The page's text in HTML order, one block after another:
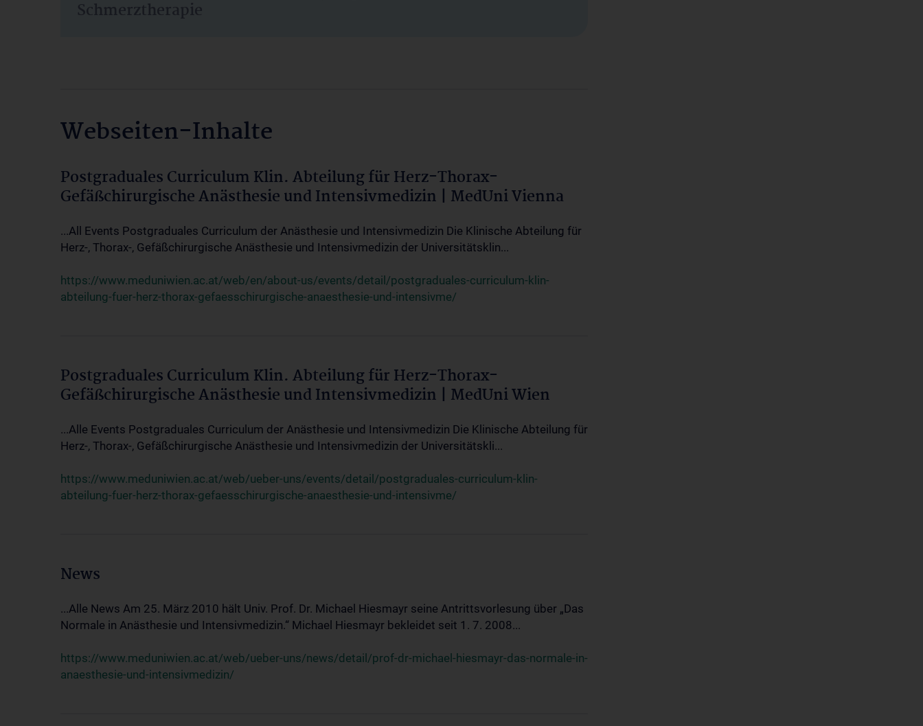
Schmerztherapie
Webseiten-Inhalte
Postgraduales Curriculum Klin. Abteilung für Herz-Thorax-
Gefäßchirurgische Anästhesie und Intensivmedizin | MedUni Vienna
...All Events Postgraduales Curriculum der Anästhesie und Intensivmedizin Die Klinische Abteilung für
Herz-, Thorax-, Gefäßchirurgische Anästhesie und Intensivmedizin der Universitätsklin...
https://www.meduniwien.ac.at/web/en/about-us/events/detail/postgraduales-curriculum-klin-
abteilung-fuer-herz-thorax-gefaesschirurgische-anaesthesie-und-intensivme/
Postgraduales Curriculum Klin. Abteilung für Herz-Thorax-
Gefäßchirurgische Anästhesie und Intensivmedizin | MedUni Wien
...Alle Events Postgraduales Curriculum der Anästhesie und Intensivmedizin Die Klinische Abteilung für
Herz-, Thorax-, Gefäßchirurgische Anästhesie und Intensivmedizin der Universitätskli...
https://www.meduniwien.ac.at/web/ueber-uns/events/detail/postgraduales-curriculum-klin-
abteilung-fuer-herz-thorax-gefaesschirurgische-anaesthesie-und-intensivme/
News
...Alle News Am 25. März 2010 hält Univ. Prof. Dr. Michael Hiesmayr seine Antrittsvorlesung über „Das
Normale in Anästhesie und Intensivmedizin.“ Michael Hiesmayr bekleidet seit 1. 7. 2008...
https://www.meduniwien.ac.at/web/ueber-uns/news/detail/prof-dr-michael-hiesmayr-das-normale-in-
anaesthesie-und-intensivmedizin/